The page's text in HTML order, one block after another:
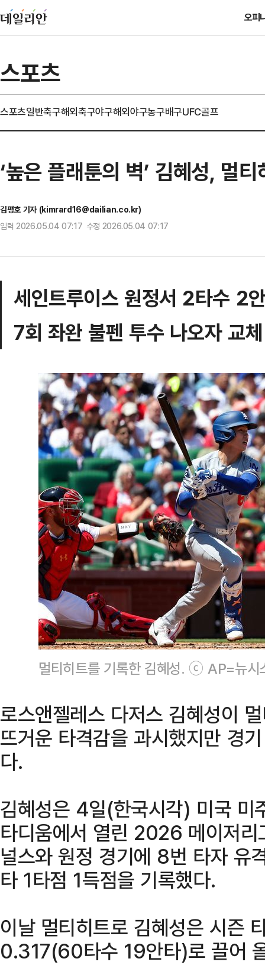
오피
스포츠
스포츠일반축구해외축구야구해외야구농구배구UFC골프
‘높은 플래툰의 벽’ 김혜성, 멀
김평호 기자 (kimrard16@dailian.co.kr)
입력 2026.05.04 07:17 수정 2026.05.04 07:17
세인트루이스 원정서 2타수 2
7회 좌완 불펜 투수 나오자 교체
멀티히트를 기록한 김혜성. ⓒ AP=뉴시
로스앤젤레스 다저스 김혜성이
뜨거운 타격감을 과시했지만 경
다.
김혜성은 4일(한국시각) 미국 미
타디움에서 열린 2026 메이저
널스와 원정 경기에 8번 타자 유
타 1타점 1득점을 기록했다.
이날 멀티히트로 김혜성은 시즌
0.317(60타수 19안타)로 끌어